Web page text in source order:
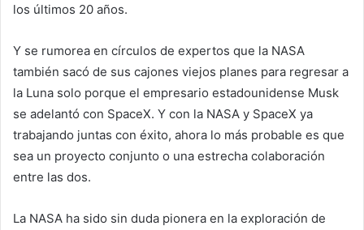
los últimos 20 años.
Y se rumorea en círculos de expertos que la NASA
también sacó de sus cajones viejos planes para regresar a
la Luna solo porque el empresario estadounidense Musk
se adelantó con SpaceX. Y con la NASA y SpaceX ya
trabajando juntas con éxito, ahora lo más probable es que
sea un proyecto conjunto o una estrecha colaboración
entre las dos.
La NASA ha sido sin duda pionera en la exploración de